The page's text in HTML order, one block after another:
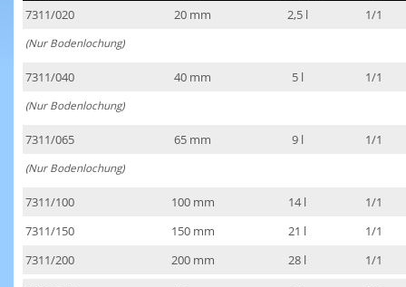
7311/020 20 mm 2,5 l 1/1
(Nur Bodenlochung)
7311/040 40 mm 5 l 1/1
(Nur Bodenlochung)
7311/065 65 mm 9 l 1/1
(Nur Bodenlochung)
7311/100 100 mm 14 l
1/1
7311/150
150 mm 21 l
1/1
7311/200
200 mm 28 l 1/1